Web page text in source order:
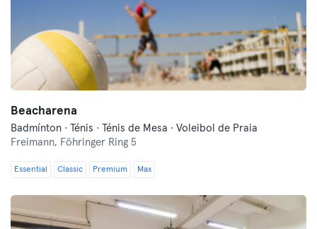
Beacharena
Badmínton · Ténis · Ténis de Mesa · Voleibol de Praia
Freimann, Föhringer Ring 5
Essential Classic Premium Max